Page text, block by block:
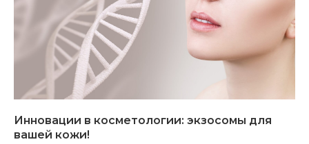
Инновации в косметологии: экзосомы для
вашей кожи!